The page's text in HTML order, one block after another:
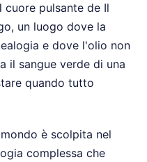
pulsante de Il
un luogo dove la
e dove l'olio non
il sangue verde di una
quando tutto
è scolpita nel
complessa che